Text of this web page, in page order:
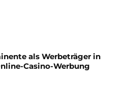
als Werbeträger in
Casino-Werbung